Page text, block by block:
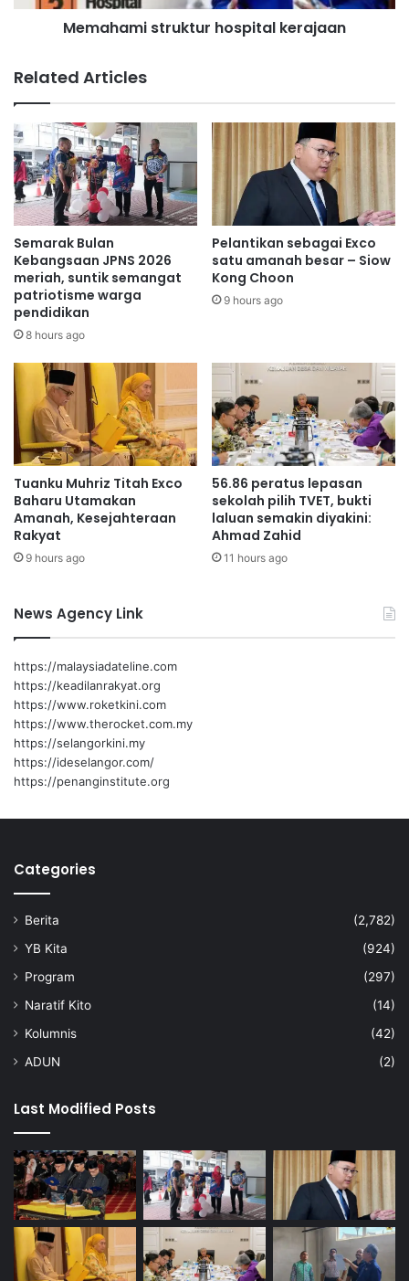
d
a
a
s
y
a
r
a
k
a
t
:
T
O
s
k
t
u
r
h
o
s
p
i
t
a
l
k
e
a
j
a
a
n
Memahami struktur hospital kerajaan
Related Articles
Semarak Bulan
Kebangsaan JPNS 2026
meriah, suntik semangat
patriotisme warga
pendidikan
8 hours ago
Pelantikan sebagai Exco
satu amanah besar – Siow
Kong Choon
9 hours ago
Tuanku Muhriz Titah Exco
Baharu Utamakan
Amanah, Kesejahteraan
Rakyat
9 hours ago
56.86 peratus lepasan
sekolah pilih TVET, bukti
laluan semakin diyakini:
Ahmad Zahid
11 hours ago
News Agency Link
https://malaysiadateline.com
https://keadilanrakyat.org
https://www.roketkini.com
https://www.therocket.com.my
https://selangorkini.my
https://ideselangor.com/
https://penanginstitute.org
Categories
Berita
(2,782)
YB Kita
(924)
Program
(297)
Naratif Kito
(14)
Kolumnis
(42)
ADUN
(2)
Last Modified Posts